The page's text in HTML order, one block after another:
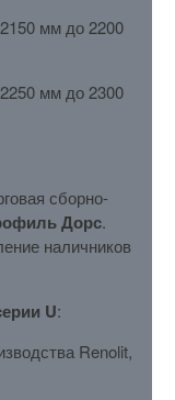
мм до 2200
мм до 2300
сборно-
Дорс.
наличников
U:
Renolit,